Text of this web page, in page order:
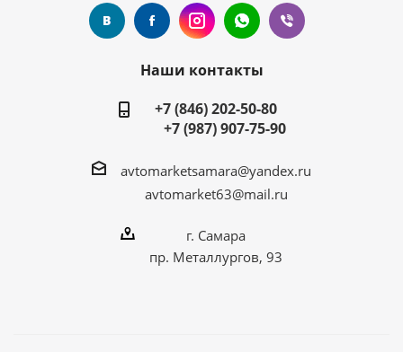
Наши контакты
+7 (846) 202-50-80
+7 (987) 907-75-90
avtomarketsamara@yandex.ru
avtomarket63@mail.ru
г. Самара
пр. Металлургов, 93